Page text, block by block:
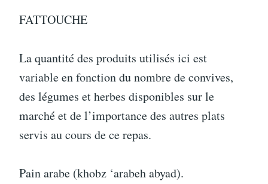
FATTOUCHE
La quantité des produits utilisés ici est
variable en fonction du nombre de convives,
des légumes et herbes disponibles sur le
marché et de l’importance des autres plats
servis au cours de ce repas.
Pain arabe (khobz ‘arabeh abyad).